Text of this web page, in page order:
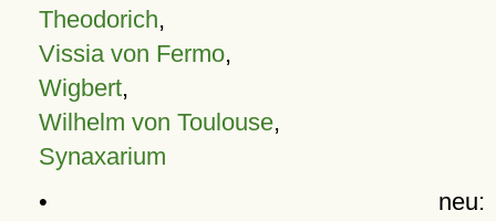
Theodorich,
Vissia von Fermo,
Wigbert,
Wilhelm von Toulouse,
Synaxarium
• neu: